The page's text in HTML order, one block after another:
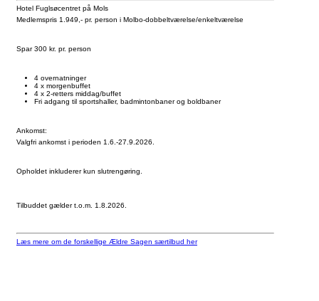
Hotel Fuglsøcentret på Mols
Medlemspris 1.949,- pr. person i Molbo-dobbeltværelse/enkeltværelse
Spar 300 kr. pr. person
4 overnatninger
4 x morgenbuffet
4 x 2-retters middag/buffet
Fri adgang til sportshaller, badmintonbaner og boldbaner
Ankomst:
Valgfri ankomst i perioden 1.6.-27.9.2026.
Opholdet inkluderer kun slutrengøring.
Tilbuddet gælder t.o.m. 1.8.2026.
Læs mere om de forskellige Ældre Sagen særtilbud her